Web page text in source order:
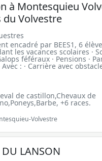
à Montesquieu
du Volvestre
encadré par BEES1, 6
les vacances scolaires ·
féféraux · Pensions ·
: · Carrière avec
de castillon,Chevaux de
+6 races.
Volvestre
DU LANSON